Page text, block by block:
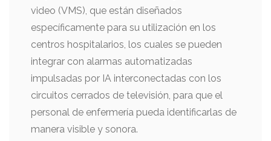
video (VMS), que están diseñados
específicamente para su utilización en los
centros hospitalarios, los cuales se pueden
integrar con alarmas automatizadas
impulsadas por IA interconectadas con los
circuitos cerrados de televisión, para que el
personal de enfermería pueda identificarlas de
manera visible y sonora.